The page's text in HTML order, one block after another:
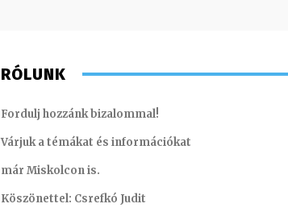
RÓLUNK
Fordulj hozzánk bizalommal!
Várjuk a témákat és információkat
már Miskolcon is.
Köszönettel: Csrefkó Judit